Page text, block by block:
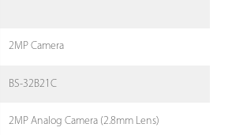
2MP Camera
BS-32B21C
2MP Analog Camera (2.8mm Lens)